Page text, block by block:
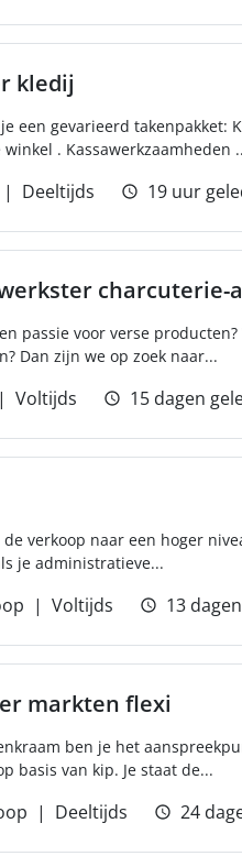
kledij
een gevarieerd
. Kassawerkzaamheden
Deeltijds 19 uur
charcuterie-
passie voor verse
Dan zijn we op zoek naar...
Voltijds 15 dagen
verkoop naar een hoger
je administratieve...
Voltijds 13
markten flexi
ben je het
basis van kip. Je staat de...
Deeltijds 24